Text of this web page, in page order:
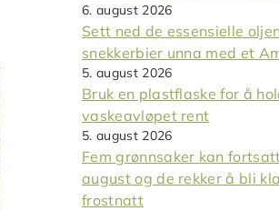
6. august 2026
Sett ned de essensielle
snekkerbier unna med et
5. august 2026
Bruk en plastflaske for å
vaskeavløpet rent
5. august 2026
Fem grønnsaker kan
august og de rekker å bli
frostnatt